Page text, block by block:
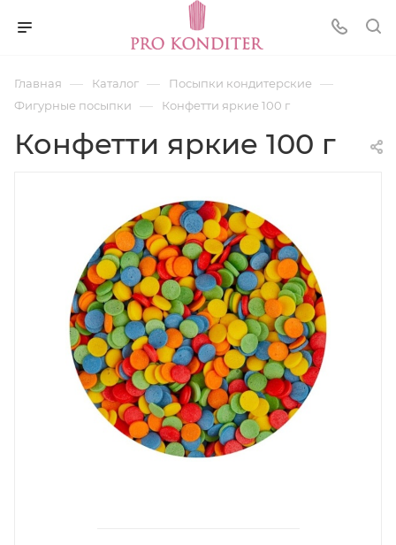
Главная — Каталог — Посыпки кондитерские —
Фигурные посыпки — Конфетти яркие 100 г
Конфетти яркие 100 г